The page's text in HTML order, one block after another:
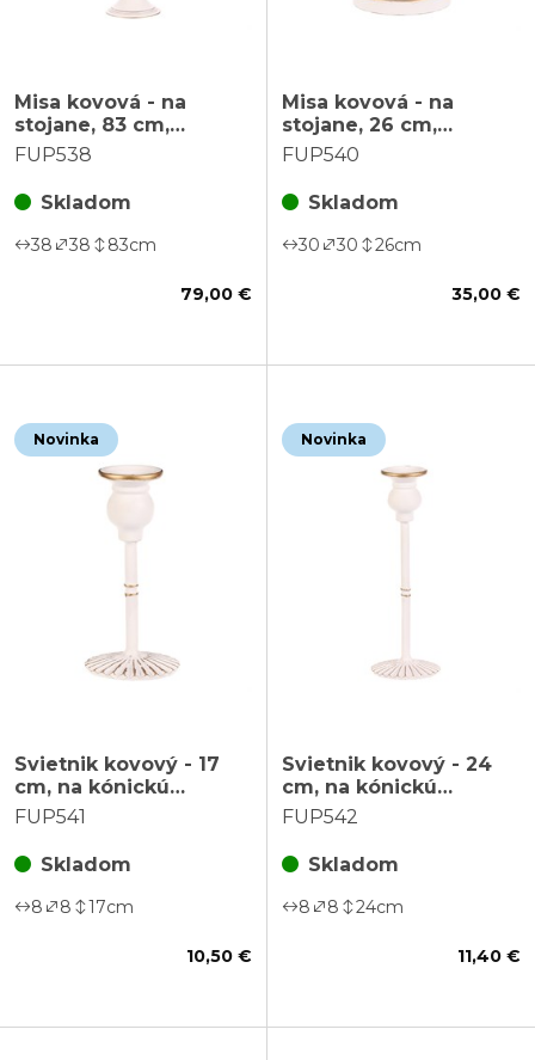
Misa kovová - na
stojane, 83 cm,
aranžovacia, farba
FUP538
Skladom
38 38 83cm
79,00 €
Misa kovová - na
stojane, 26 cm,
aranžovacia, biela
FUP540
Skladom
30 30 26cm
35,00 €
Novinka
Svietnik kovový - 17
cm, na kónickú
sviečku, biely
FUP541
Skladom
8 8 17cm
10,50 €
Novinka
Svietnik kovový - 24
cm, na kónickú
sviečku, biely
FUP542
Skladom
8 8 24cm
11,40 €